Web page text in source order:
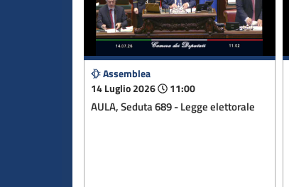
Assemblea
14 Luglio 2026
11:00
AULA, Seduta 689 - Legge elettorale